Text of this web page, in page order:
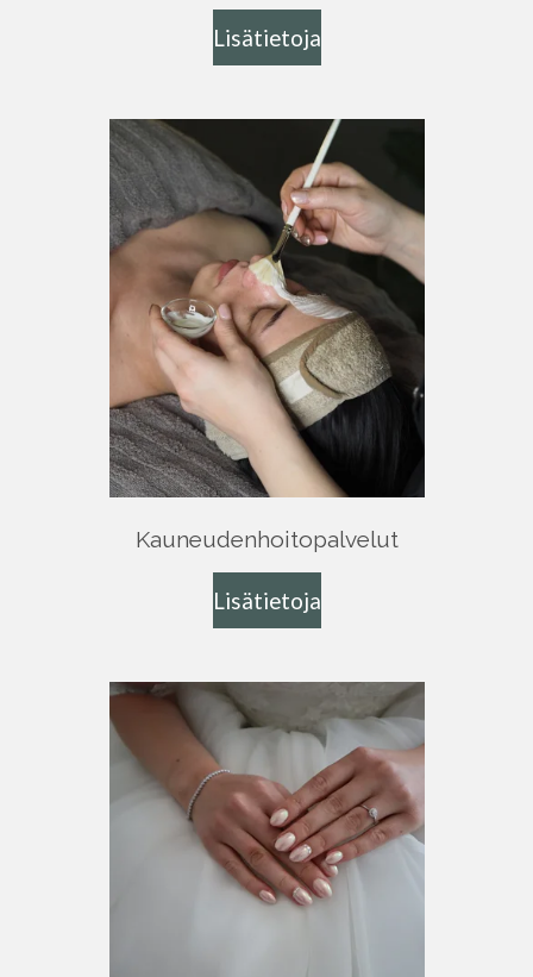
Lisätietoja
Kauneudenhoitopalvelut
Lisätietoja